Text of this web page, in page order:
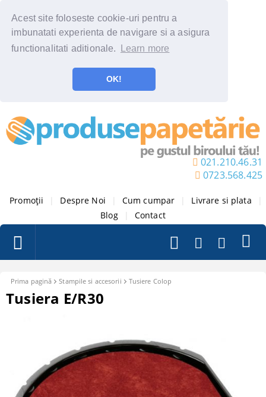
Acest site foloseste cookie-uri pentru a
imbunatati experienta de navigare si a asigura
functionalitati aditionale.
Learn more
OK!
021.210.46.31
0723.568.425
Promoții Despre Noi Cum cumpar Livrare si plata
Blog
Contact
Prima pagină Stampile si accesorii Tusiere Colop
Tusiera E/R30